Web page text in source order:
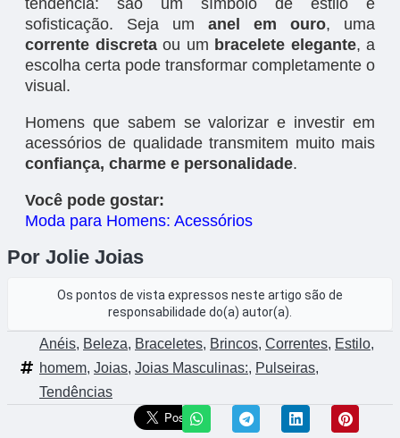
sofisticação. Seja um anel em ouro, uma
corrente discretaou um bracelete elegante, a
escolha certa pode transformar completamente o
visual.
Homens que sabem se valorizar e investir em
acessórios de qualidade transmitem muito mais
confiança, charme e personalidade.
Você pode gostar:
Moda para Homens: Acessórios
Por Jolie Joias
Os pontos de vista expressos neste artigo são de
responsabilidade do(a) autor(a).
Anéis, Beleza, Braceletes, Brincos, Correntes, Estilo,
homem, Joias, Joias Masculinas:, Pulseiras,
Tendências